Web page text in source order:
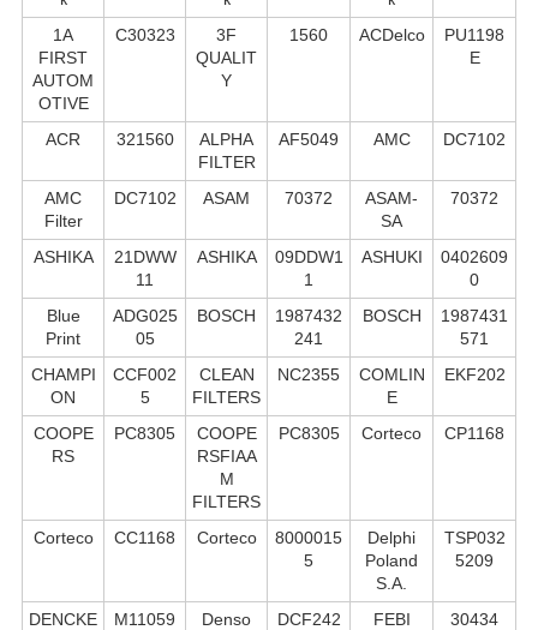
1A
FIRST
AUTOM
OTIVE
C30323
3F
QUALIT
Y
1560 ACDelco
PU1198
E
ACR 321560
ALPHA
FILTER
AF5049 AMC DC7102
AMC
Filter
DC7102 ASAM 70372
ASAM-
SA
70372
ASHIKA
21DWW
11
ASHIKA
09DDW1
1
ASHUKI
0402609
0
Blue
Print
ADG025
05
BOSCH
1987432
241
BOSCH
1987431
571
CHAMPI
ON
CCF002
5
CLEAN
FILTERS
NC2355
COMLIN
E
EKF202
COOPE
RS
PC8305
COOPE
RSFIAA
M
FILTERS
PC8305 Corteco CP1168
Corteco CC1168 Corteco
8000015
5
Delphi
Poland
S.А.
TSP032
5209
DENCKE
M11059
Denso
DCF242
FEBI
30434